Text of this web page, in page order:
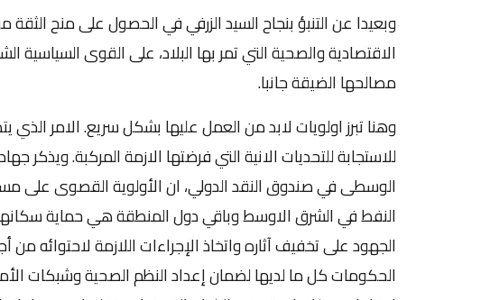
وبعيدا عن التنبؤ بنجاح السيد الزرفي في الحصول على منح
الاقتصادية والصحية التي تمر بها البلاد، على القوى السياسية
مصالحها الضيقة جانبا.
وهنا تبرز اولويات لابد من العمل عليها بشكل سريع. الامر
للاستجابة للتحديات الانية التي فرضتها الازمة المركبة. ويذكر
الوسطى في صندوق النقد الدولي، ان الأولوية القصوى على
النفط في الشرق الاوسط وباقي دول المنطقة هي حماية
الجهود على تخفيف آثاره واتخاذ الإجراءات اللازمة لاحتوائه
الحكومات كل ما لديها لضمان إعداد النظم الصحية وشبكات